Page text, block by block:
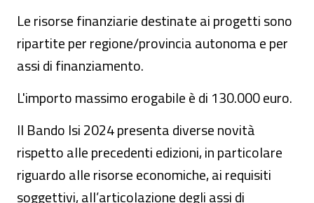
Le risorse finanziarie destinate ai progetti sono
ripartite per regione/provincia autonoma e per
assi di finanziamento.
L'importo massimo erogabile è di 130.000 euro.
Il Bando Isi 2024 presenta diverse novità
rispetto alle precedenti edizioni, in particolare
riguardo alle risorse economiche, ai requisiti
soggettivi, all’articolazione degli assi di